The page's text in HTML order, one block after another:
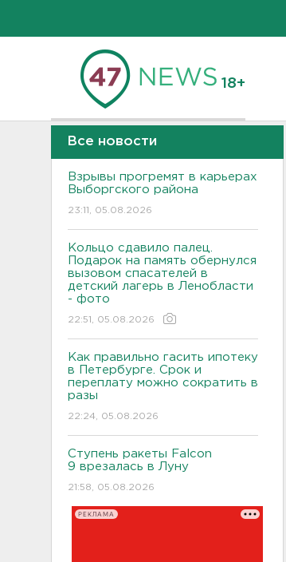
18+
Все новости
Взрывы прогремят в карьерах
Выборгского района
23:11, 05.08.2026
Кольцо сдавило палец.
Подарок на память обернулся
вызовом спасателей в
детский лагерь в Ленобласти
- фото
22:51, 05.08.2026
Как правильно гасить ипотеку
в Петербурге. Срок и
переплату можно сократить в
разы
22:24, 05.08.2026
Ступень ракеты Falcon
9 врезалась в Луну
21:58, 05.08.2026
РЕКЛАМА